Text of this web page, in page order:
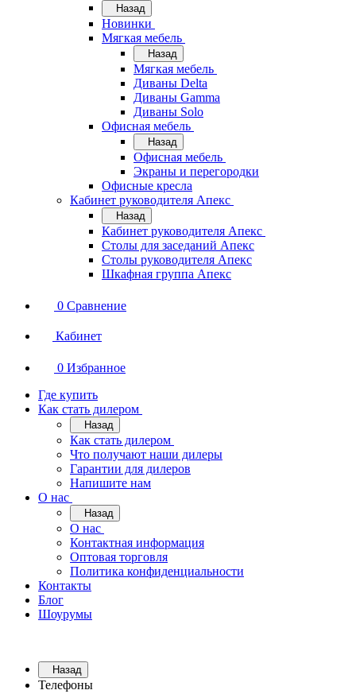
Назад
Новинки
Мягкая мебель
Назад
Мягкая мебель
Диваны Delta
Диваны Gamma
Диваны Solo
Офисная мебель
Назад
Офисная мебель
Экраны и перегородки
Офисные кресла
Кабинет руководителя Апекс
Назад
Кабинет руководителя Апекс
Столы для заседаний Апекс
Столы руководителя Апекс
Шкафная группа Апекс
0 Сравнение
Кабинет
0 Избранное
Где купить
Как стать дилером
Назад
Как стать дилером
Что получают наши дилеры
Гарантии для дилеров
Напишите нам
О нас
Назад
О нас
Контактная информация
Оптовая торговля
Политика конфиденциальности
Контакты
Блог
Шоурумы
Назад
Телефоны